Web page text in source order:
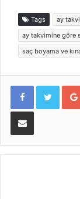
Tags
ay
ay takvimine göre
saç boyama ve
E-Posta ile paylaş